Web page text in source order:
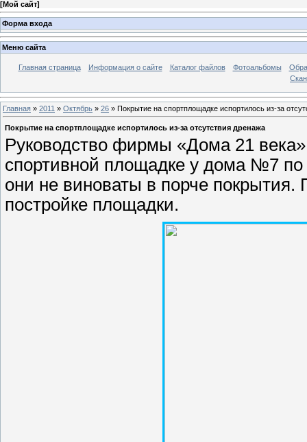
[Мой сайт]
Форма входа
Меню сайта
Главная страница Информация о сайте Каталог файлов Фотоальбомы
Главная » 2011 » Октябрь » 26 » Покрытие на спортплощадке испортилось из-за
Покрытие на спортплощадке испортилось из-за отсутствия дренажа
Руководство фирмы «Дома 21
спортивной площадке у дома №7 по
они не виноваты в порче
постройке площадки.